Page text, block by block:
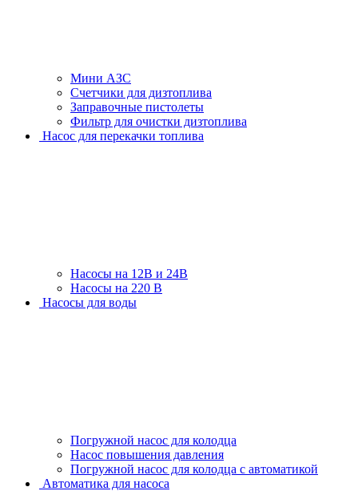
Мини АЗС
Счетчики для дизтоплива
Заправочные пистолеты
Фильтр для очистки дизтоплива
Насос для перекачки топлива
Насосы на 12В и 24В
Насосы на 220 В
Насосы для воды
Погружной насос для колодца
Насос повышения давления
Погружной насос для колодца с автоматикой
Автоматика для насоса